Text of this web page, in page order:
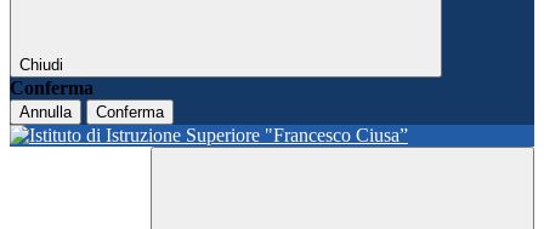
Chiudi
Conferma
Annulla Conferma